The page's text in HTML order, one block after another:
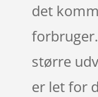
det
større
er let for